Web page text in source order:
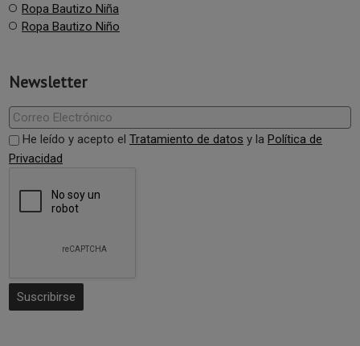
Ropa Bautizo Niña
Ropa Bautizo Niño
Newsletter
He leído y acepto el Tratamiento de datos y la Política de
Privacidad